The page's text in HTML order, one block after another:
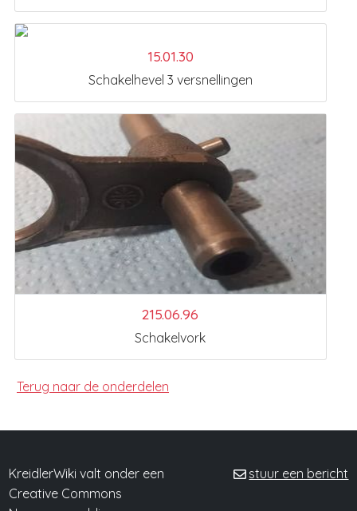
15.01.30
Schakelhevel 3 versnellingen
215.06.96
Schakelvork
Terug naar de onderdelen
KreidlerWiki valt onder een
Creative Commons
stuur een bericht